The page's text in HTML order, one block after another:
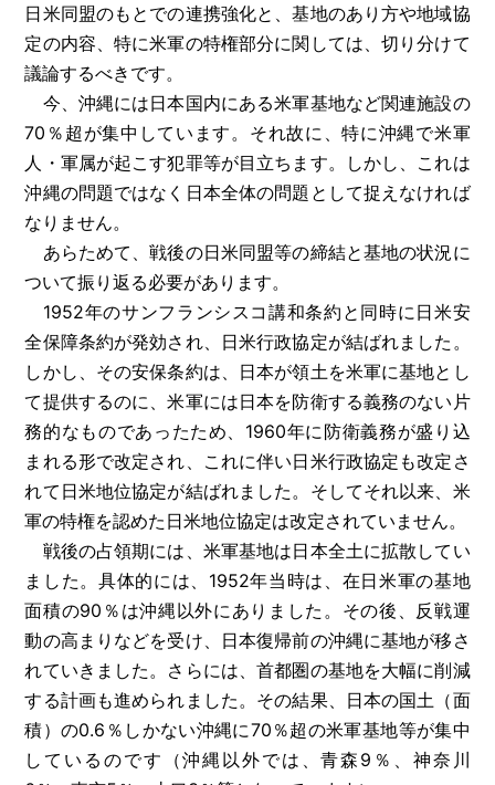
日米同盟のもとでの連携強化と、基地のあり方や地域協
定の内容、特に米軍の特権部分に関しては、切り分けて
議論するべきです。
今、沖縄には日本国内にある米軍基地など関連施設の
70％超が集中しています。それ故に、特に沖縄で米軍
人・軍属が起こす犯罪等が目立ちます。しかし、これは
沖縄の問題ではなく日本全体の問題として捉えなければ
なりません。
あらためて、戦後の日米同盟等の締結と基地の状況に
ついて振り返る必要があります。
1952年のサンフランシスコ講和条約と同時に日米安
全保障条約が発効され、日米行政協定が結ばれました。
しかし、その安保条約は、日本が領土を米軍に基地とし
て提供するのに、米軍には日本を防衛する義務のない片
務的なものであったため、1960年に防衛義務が盛り込
まれる形で改定され、これに伴い日米行政協定も改定さ
れて日米地位協定が結ばれました。そしてそれ以来、米
軍の特権を認めた日米地位協定は改定されていません。
戦後の占領期には、米軍基地は日本全土に拡散してい
ました。具体的には、1952年当時は、在日米軍の基地
面積の90％は沖縄以外にありました。その後、反戦運
動の高まりなどを受け、日本復帰前の沖縄に基地が移さ
れていきました。さらには、首都圏の基地を大幅に削減
する計画も進められました。その結果、日本の国土（面
積）の0.6％しかない沖縄に70％超の米軍基地等が集中
しているのです（沖縄以外では、青森9％、神奈川